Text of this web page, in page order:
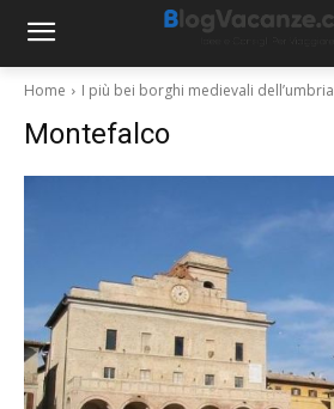
Home I più bei borghi medievali dell’umbria
Montefalco